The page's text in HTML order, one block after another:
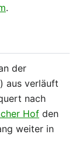
.
der
) aus verläuft
nach
Hof den
weiter in